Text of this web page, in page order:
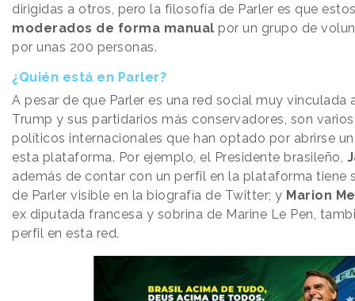
dirigidas a otros, pero la filosofía de Parler es que
moderados de forma manual por un grupo de
por unas 200 personas.
¿Quién está en Parler?
A pesar de que Parler es una red social muy vinculada
Trump y sus partidarios más conservadores, son
políticos internacionales que han optado por abrirse
esta plataforma. Por ejemplo, el Presidente brasileño,
además de contar con un perfil en la plataforma tiene
de Parler visible en la biografía de Twitter; y Marion
ex diputada francesa y sobrina de Marine Le Pen,
perfil en esta red.